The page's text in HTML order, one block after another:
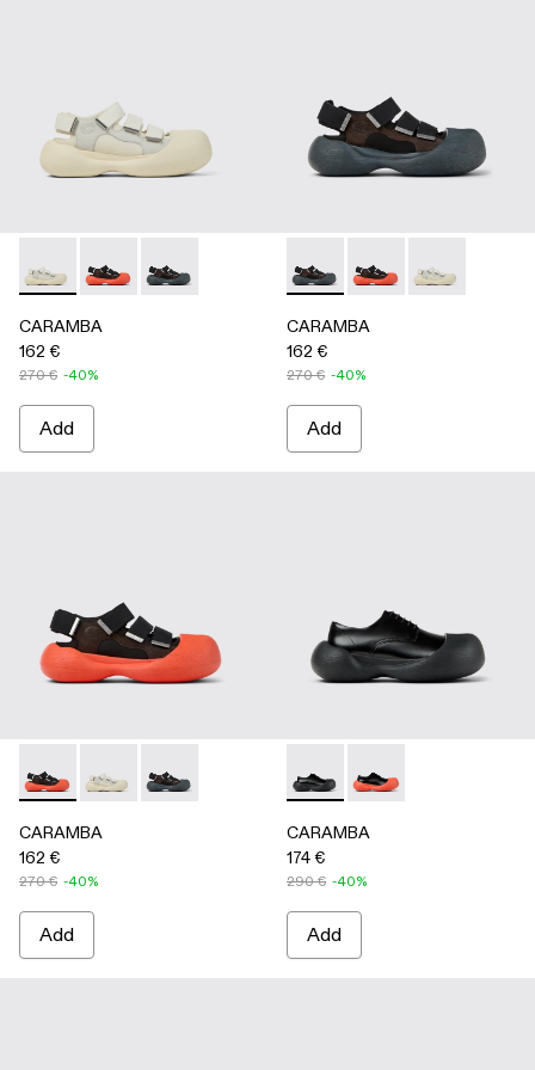
CARAMBA - A500053-004 - WHITE
CARAMBA - A500053-005 - BLACK
CARAMBA - A500053-001 - BLACK
CARAMBA
162 €
270 € -40%
Add
CARAMBA - A500053-001
CARAMBA -CARAMBA -
CARAMBA
162 €
270 € -40%
Add
CARAMBA - A500053-005 - BLACK
CARAMBA - A500053-004 - WHITE
CARAMBA - A500053-001 - BLACK
CARAMBA
162 €
270 € -40%
Add
CARAMBA - A500052-001
CARAMBA -
CARAMBA
174 €
290 € -40%
Add